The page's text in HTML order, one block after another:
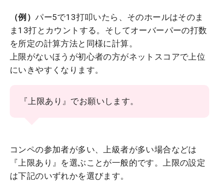
（例）パー5で13打叩いたら、そのホールはそのま
ま13打とカウントする。そしてオーバーパーの打数
を所定の計算方法と同様に計算。
上限がないほうが初心者の方がネットスコアで上位
にいきやすくなります。
『上限あり』でお願いします。
コンペの参加者が多い、上級者が多い場合などは
『上限あり』を選ぶことが一般的です。上限の設定
は下記のいずれかを選びます。